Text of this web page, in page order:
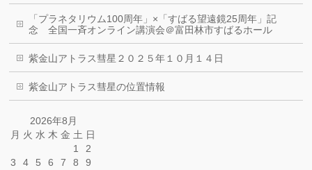
「プラネタリウム100周年」×「すばる望遠鏡25周年」記
念 全国一斉オンライン講演会＠富田林市すばるホール
紫金山アトラス彗星２０２５年１０月１４日
紫金山アトラス彗星の位置情報
2026年8月
月 火 水 木 金 土 日
1
2
3
4 5 6 7 8
9